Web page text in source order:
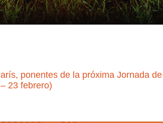
ponentes de la próxima Jornada de
23 febrero)